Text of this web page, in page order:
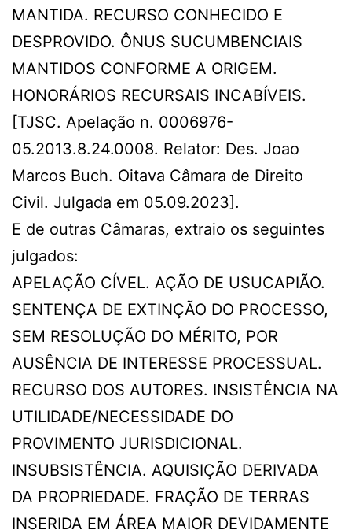
MANTIDA. RECURSO CONHECIDO E
DESPROVIDO. ÔNUS SUCUMBENCIAIS
MANTIDOS CONFORME A ORIGEM.
HONORÁRIOS RECURSAIS INCABÍVEIS.
[TJSC. Apelação n. 0006976-
05.2013.8.24.0008. Relator: Des. Joao
Marcos Buch. Oitava Câmara de Direito
Civil. Julgada em 05.09.2023].
E de outras Câmaras, extraio os seguintes
julgados:
APELAÇÃO CÍVEL. AÇÃO DE USUCAPIÃO.
SENTENÇA DE EXTINÇÃO DO PROCESSO,
SEM RESOLUÇÃO DO MÉRITO, POR
AUSÊNCIA DE INTERESSE PROCESSUAL.
RECURSO DOS AUTORES. INSISTÊNCIA NA
UTILIDADE/NECESSIDADE DO
PROVIMENTO JURISDICIONAL.
INSUBSISTÊNCIA. AQUISIÇÃO DERIVADA
DA PROPRIEDADE. FRAÇÃO DE TERRAS
INSERIDA EM ÁREA MAIOR DEVIDAMENTE